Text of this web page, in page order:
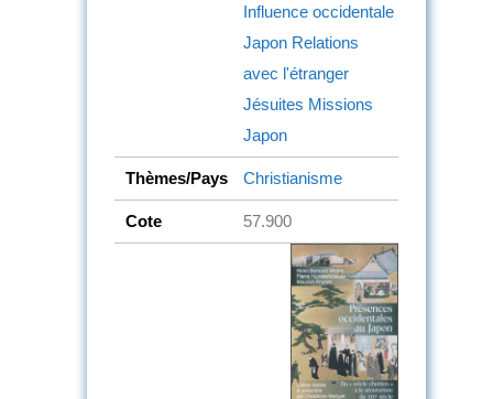
Influence occidentale
Japon Relations
avec l'étranger
Jésuites Missions
Japon
Thèmes/Pays Christianisme
Cote 57.900